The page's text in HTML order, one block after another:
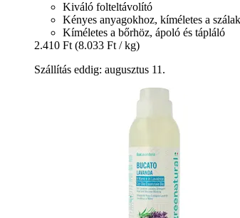
Kiváló folteltávolító
Kényes anyagokhoz, kíméletes a
Kíméletes a bőrhöz, ápoló és tápláló
2.410 Ft (8.033 Ft / kg)
Szállítás eddig: augusztus 11.